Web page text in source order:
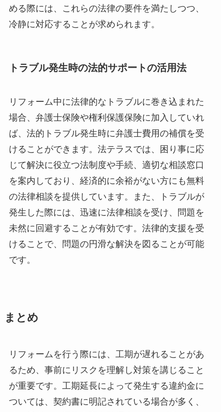
める際には、これらの法律の要件を満たしつつ、
冷静に対応することが求められます。
トラブル発生時の法的サポートの活用法
リフォーム中に法律的なトラブルに巻き込まれた
場合、弁護士保険や権利保護保険に加入していれ
ば、法的トラブル発生時に弁護士費用の補償を受
けることができます。法テラスでは、困り事に応
じて解決に役立つ法制度や手続、適切な相談窓口
を案内しており、経済的に余裕がない方にも無料
の法律相談を提供しています。また、トラブルが
発生した際には、迅速に法律相談を受け、問題を
未然に回避することが有効です。法律的支援を受
けることで、問題の円滑な解決を図ることが可能
です。
まとめ
リフォームを行う際には、工期が遅れることがあ
るため、事前にリスクを理解し対策を講じること
が重要です。工期延長によって発生する違約金に
ついては、契約書に明記されている場合が多く、